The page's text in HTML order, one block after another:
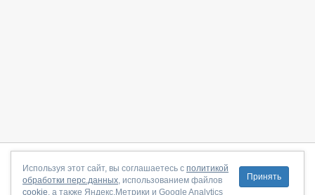
О сайте|С чего начать|Контакты|Партнёрская программа
Договор-оферта|Политика конфиденциальности
Принять
Используя этот сайт, вы соглашаетесь с политикой
обработки перс.данных, использованием файлов
cookie, а также Яндекс.Метрики и Google Analytics